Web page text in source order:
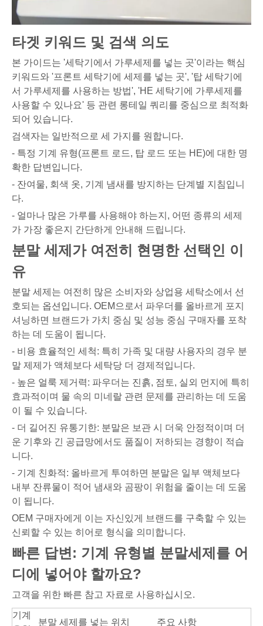
타겟 키워드 및 검색 의도
본 가이드는 '세탁기에서 가루세제를 넣는 곳'이라는 핵심
키워드와 '프론트 세탁기에 세제를 넣는 곳', '탑 세탁기에
서 가루세제를 사용하는 방법', 'HE 세탁기에 가루세제를
사용할 수 있나요' 등 관련 롱테일 쿼리를 중심으로 최적화
되어 있습니다.
검색자는 일반적으로 세 가지를 원합니다.
- 특정 기계 유형(프론트 로드, 탑 로드 또는 HE)에 대한 명
확한 답변입니다.
- 잔여물, 회색 옷, 기계 냄새를 방지하는 단계별 지침입니
다.
- 얼마나 많은 가루를 사용해야 하는지, 어떤 종류의 세제
가 가장 좋은지 간단하게 안내해 드립니다.
분말 세제가 여전히 현명한 선택인 이
유
분말 세제는 여전히 많은 소비자와 상업용 세탁소에서 선
호되는 옵션입니다. OEM으로서 파우더를 올바르게 포지
셔닝하면 브랜드가 가치 중심 및 성능 중심 구매자를 포착
하는 데 도움이 됩니다.
- 비용 효율적인 세척: 특히 가족 및 대량 사용자의 경우 분
말 제제가 액체보다 세탁당 더 경제적입니다.
- 높은 얼룩 제거력: 파우더는 진흙, 점토, 실외 먼지에 특히
효과적이며 물 속의 미네랄 관련 문제를 관리하는 데 도움
이 될 수 있습니다.
- 더 길어진 유통기한: 분말은 보관 시 더욱 안정적이며 더
운 기후와 긴 공급망에서도 품질이 저하되는 경향이 적습
니다.
- 기계 친화적: 올바르게 투여하면 분말은 일부 액체보다
내부 잔류물이 적어 냄새와 곰팡이 위험을 줄이는 데 도움
이 됩니다.
OEM 구매자에게 이는 자신있게 브랜드를 구축할 수 있는
신뢰할 수 있는 히어로 형식을 의미합니다.
빠른 답변: 기계 유형별 분말세제를 어
디에 넣어야 할까요?
고객을 위한 빠른 참고 자료로 사용하십시오.
기계
분말 세제를 넣는 위치 주요 사항